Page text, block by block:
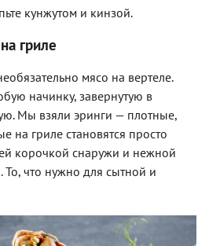
кунжутом и кинзой.
гриле
мясо на вертеле.
начинку, завернутую в
Мы взяли эринги — плотные,
на гриле становятся просто
корочкой снаружи и нежной
То, что нужно для сытной и